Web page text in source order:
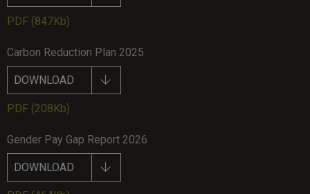
PDF (847Kb)
Carbon Reduction Plan 2025
DOWNLOAD
PDF (208Kb)
Gender Pay Gap Report 2026
DOWNLOAD